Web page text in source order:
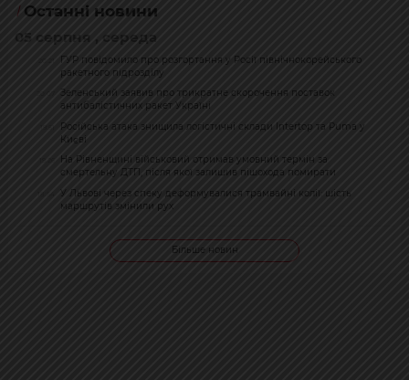
Останні новини
05 серпня , середа
ГУР повідомило про розгортання у Росії північнокорейського
ракетного підрозділу
Зеленський заявив про трикратне скорочення поставок
антибалістичних ракет Україні
Російська атака знищила логістичні склади Intertop та Puma у
Києві
На Рівненщині військовий отримав умовний термін за
смертельну ДТП, після якої залишив пішохода помирати
У Львові через спеку деформувалися трамвайні колії: шість
маршрутів змінили рух
Більше новин